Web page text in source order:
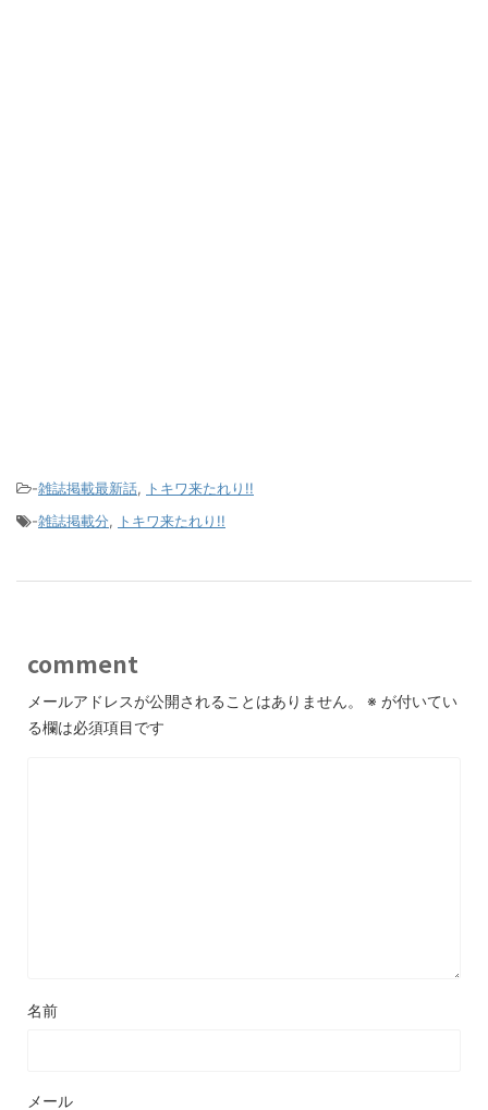
-雑誌掲載最新話, トキワ来たれり!!
-雑誌掲載分, トキワ来たれり!!
comment
メールアドレスが公開されることはありません。 ※ が付いてい
る欄は必須項目です
名前
メール